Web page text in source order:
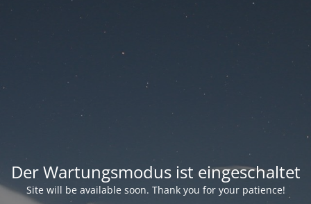
Der Wartungsmodus ist eingeschaltet
Site will be available soon. Thank you for your patience!